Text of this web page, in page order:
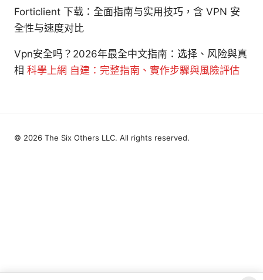
Forticlient 下载：全面指南与实用技巧，含 VPN 安
全性与速度对比
Vpn安全吗？2026年最全中文指南：选择、风险與真
相 科學上網 自建：完整指南、實作步驟與風險評估
© 2026 The Six Others LLC. All rights reserved.